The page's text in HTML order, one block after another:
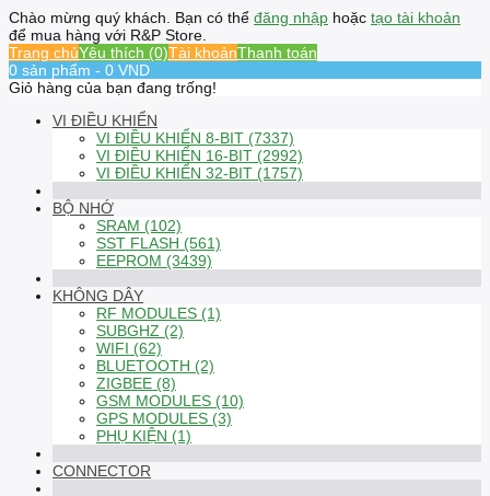
Chào mừng quý khách. Bạn có thể đăng nhập hoặc tạo tài khoản
để mua hàng với R&P Store.
Trang chủYêu thích (0)Tài khoảnThanh toán
0 sản phẩm - 0 VND
Giỏ hàng của bạn đang trống!
VI ĐIỀU KHIỂN
VI ĐIỀU KHIỂN 8-BIT (7337)
VI ĐIỀU KHIỂN 16-BIT (2992)
VI ĐIỀU KHIỂN 32-BIT (1757)
BỘ NHỚ
SRAM (102)
SST FLASH (561)
EEPROM (3439)
KHÔNG DÂY
RF MODULES (1)
SUBGHZ (2)
WIFI (62)
BLUETOOTH (2)
ZIGBEE (8)
GSM MODULES (10)
GPS MODULES (3)
PHỤ KIỆN (1)
CONNECTOR